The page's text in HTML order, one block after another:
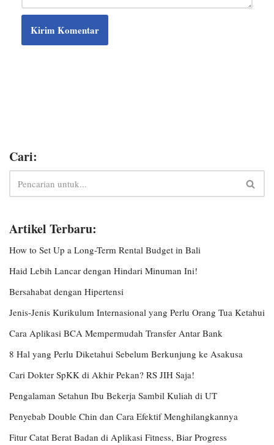
Cari:
Artikel Terbaru:
How to Set Up a Long-Term Rental Budget in Bali
Haid Lebih Lancar dengan Hindari Minuman Ini!
Bersahabat dengan Hipertensi
Jenis-Jenis Kurikulum Internasional yang Perlu Orang Tua Ketahui
Cara Aplikasi BCA Mempermudah Transfer Antar Bank
8 Hal yang Perlu Diketahui Sebelum Berkunjung ke Asakusa
Cari Dokter SpKK di Akhir Pekan? RS JIH Saja!
Pengalaman Setahun Ibu Bekerja Sambil Kuliah di UT
Penyebab Double Chin dan Cara Efektif Menghilangkannya
Fitur Catat Berat Badan di Aplikasi Fitness, Biar Progress